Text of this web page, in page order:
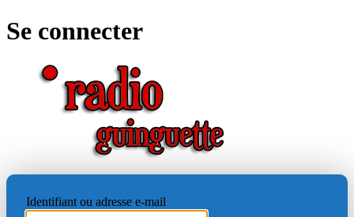
Se connecter
Identifiant ou adresse e-mail